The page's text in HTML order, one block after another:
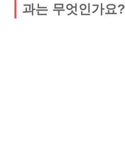
과는 무엇인가요?